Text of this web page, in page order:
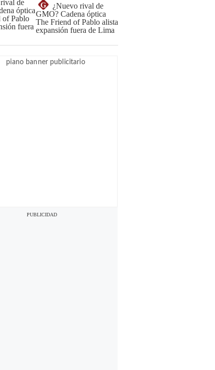
G
¿Nuevo rival de
GMO? Cadena óptica
The Friend of Pablo alista
expansión fuera de Lima